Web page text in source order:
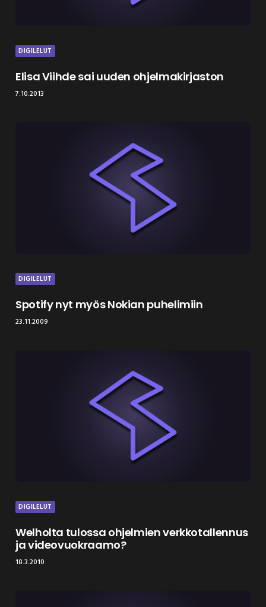
DIGILELUT
Elisa Viihde sai uuden ohjelmakirjaston
7.10.2013
DIGILELUT
Spotify nyt myös Nokian puhelimiin
23.11.2009
DIGILELUT
Welholta tulossa ohjelmien verkkotallennus
ja videovuokraamo?
18.3.2010